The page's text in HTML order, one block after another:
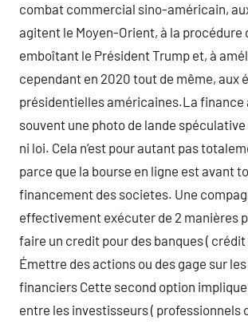
combat commercial sino-américain,
agitent le Moyen-Orient, à la procédure
emboîtant le Président Trump et, à
cependant en 2020 tout de même, aux
présidentielles américaines.La finance
souvent une photo de lande
ni loi. Cela n’est pour autant pas
parce que la bourse en ligne est avant
financement des societes. Une
effectivement exécuter de 2 manières
faire un credit pour des banques (
Émettre des actions ou des gage sur
financiers Cette second option
entre les investisseurs ( professionnels